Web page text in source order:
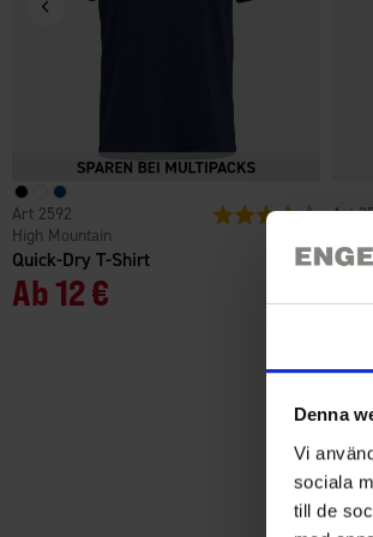
Denna
Vi
sociala
till de
Quick-Dry T-Shirt
High Mountain
2592
Ab12 €
Bewertung: 4.4 von